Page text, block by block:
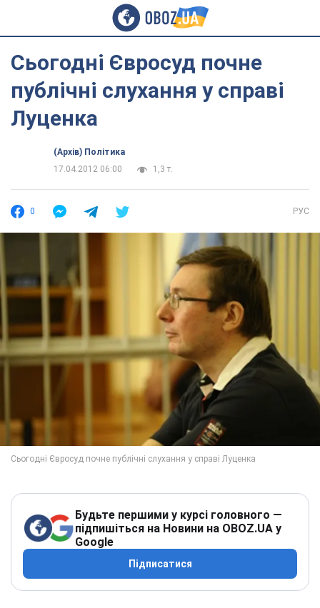
Сьогодні Євросуд почне
публічні слухання у справі
Луценка
(Архів) Політика
17.04.2012 06:00
1,3 т.
0 РУС
Будьте першими у курсі головного —
підпишіться на Новини на OBOZ.UA у
Google
Підписатися